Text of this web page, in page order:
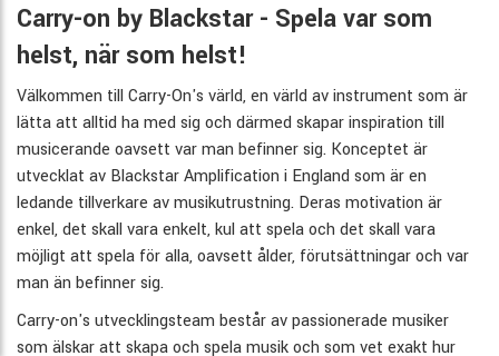
Carry-on by Blackstar - Spela var som
helst, när som helst!
Välkommen till Carry-On's värld, en värld av instrument som är
lätta att alltid ha med sig och därmed skapar inspiration till
musicerande oavsett var man befinner sig. Konceptet är
utvecklat av Blackstar Amplification i England som är en
ledande tillverkare av musikutrustning. Deras motivation är
enkel, det skall vara enkelt, kul att spela och det skall vara
möjligt att spela för alla, oavsett ålder, förutsättningar och var
man än befinner sig.
Carry-on's utvecklingsteam består av passionerade musiker
som älskar att skapa och spela musik och som vet exakt hur